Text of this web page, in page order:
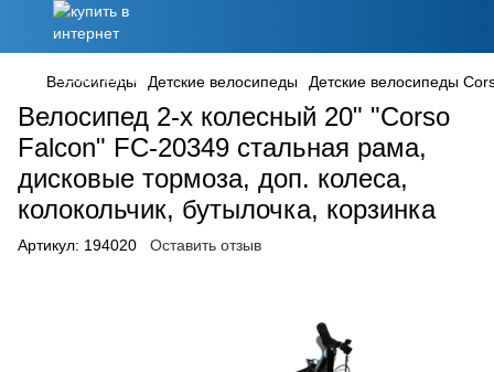
Велосипеды Детские велосипеды Детские велосипеды
Велосипед 2-х колесный 20" "Corso
Falcon" FC-20349 стальная рама,
дисковые тормоза, доп. колеса,
колокольчик, бутылочка, корзинка
Артикул: 194020 Оставить отзыв